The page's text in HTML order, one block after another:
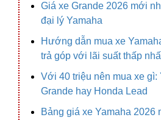
Giá xe Grande 2026 mới
đại lý Yamaha
Hướng dẫn mua xe
trả góp với lãi suất thấp
Với 40 triệu nên mua xe gì:
Grande hay Honda Lead
Bảng giá xe Yamaha 2026